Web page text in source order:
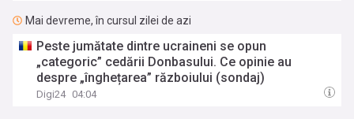
Mai devreme, în cursul zilei de azi
Peste jumătate dintre ucraineni se opun
„categoric” cedării Donbasului. Ce opinie au
despre „înghețarea” războiului (sondaj)
Digi24 04:04